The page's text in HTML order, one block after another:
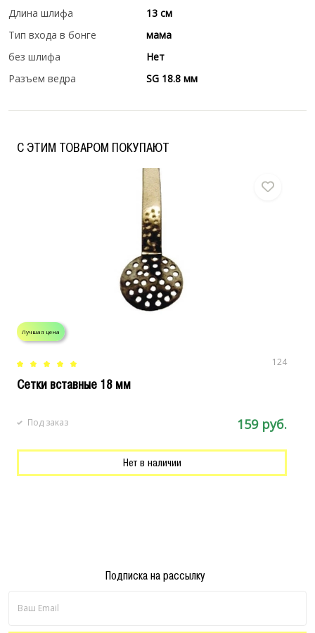
Длина шлифа
13 см
Тип входа в бонге
мама
без шлифа
Нет
Разъем ведра
SG 18.8 мм
C ЭТИМ ТОВАРОМ ПОКУПАЮТ
Лучшая цена
124
Сетки вставные 18 мм
159 руб.
Под заказ
Нет в наличии
Подписка на рассылку